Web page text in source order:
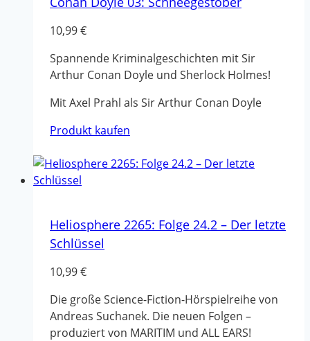
10,99€
Spannende Kriminalgeschichten mit Sir
Arthur Conan Doyle und Sherlock Holmes!
Mit Axel Prahl als Sir Arthur Conan Doyle
Produkt kaufen
Heliosphere 2265: Folge 24.2 – Der letzte
Schlüssel
10,99€
Die große Science-Fiction-Hörspielreihe von
Andreas Suchanek. Die neuen Folgen –
produziert von MARITIM und ALL EARS!